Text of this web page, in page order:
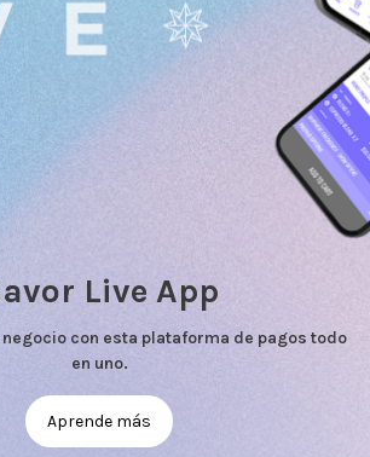
Live App
negocio con esta plataforma de pagos todo
en uno.
Aprende más